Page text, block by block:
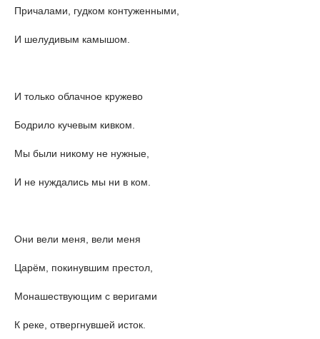
Причалами, гудком контуженными,
И шелудивым камышом.
И только облачное кружево
Бодрило кучевым кивком.
Мы были никому не нужные,
И не нуждались мы ни в ком.
Они вели меня, вели меня
Царём, покинувшим престол,
Монашествующим с веригами
К реке, отвергнувшей исток.